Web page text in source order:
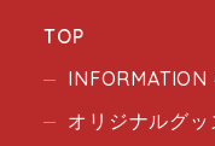
TOP
オリジナルグッ